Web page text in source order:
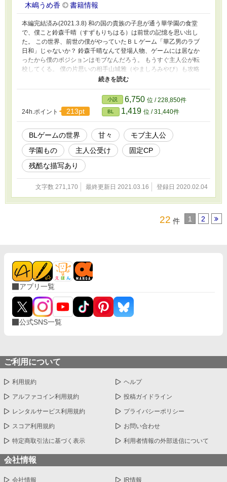
木嶋うめ香 書籍情報
本編完結済み(2021.3.8) 和の国の貴族の子息が通う華学園の食堂
で、僕こと鈴森千晴（すずもりちはる）は前世の記憶を思い出し
た。 この世界、前世の僕がやっていたＢＬゲーム「華乙男のラブ
日和」じゃないか？ 鈴森千晴なんて登場人物、ゲームには居なか
ったから僕のポジションはモブなんだろう。 もうすぐ主人公が転
校してくる。 僕の片思いの相手山城雅（やましろみやび）も攻略
対象者の一人だ。 これから僕は主人公と雅が仲良くなっていくの
きゃいけないのは分ってるけど、やっぱり辛いよどうしたらいいん
24h.ポイント
213pt
小説 6,750 位 / 228,850件
BL 1,419 位 / 31,440件
BLゲームの世界 甘々
モブ主人公
学園もの
主人公受け
固定CP
残酷な描写あり
文字数 271,170 最終更新日 2021.03.16 登録日 2020.02.04
22 件 1 2
アプリ一覧
公式SNS一覧
ご利用について
利用規約 ヘルプ
アルファコイン利用規約 投稿ガイドライン
レンタルサービス利用規約 プライバシーポリシー
スコア利用規約 お問い合わせ
特定商取引法に基づく表示 利用者情報の外部送信について
会社情報
会社情報 IR情報